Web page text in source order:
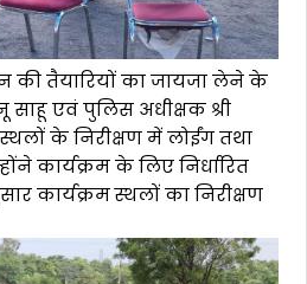
की तैयारियों का जायजा लेने के
साहू एवं पुलिस अधीक्षक श्री
के निरीक्षण में लोईंग तथा
कार्यक्रम के लिए निर्धारित
कार्यक्रम स्थलों का निरीक्षण